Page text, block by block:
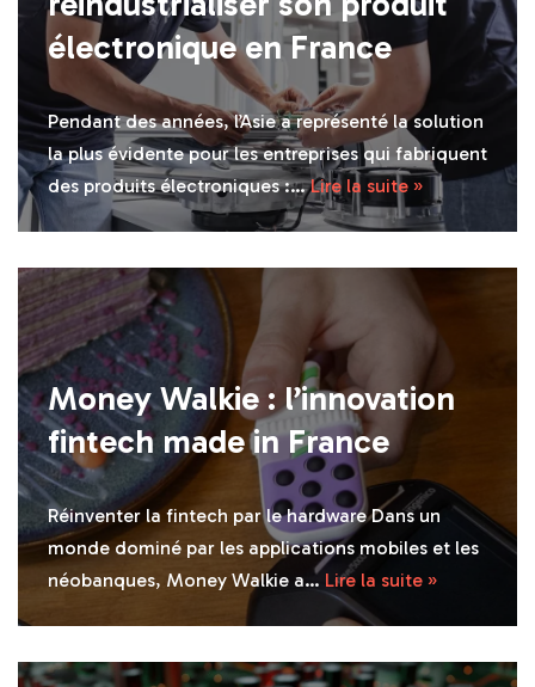
électronique en France
Pendant des années, l’Asie a représenté la solution
la plus évidente pour les entreprises qui fabriquent
des produits électroniques :…Lire la suite »
Money Walkie : l’innovation
fintech made in France
Réinventer la fintech par le hardware Dans un
monde dominé par les applications mobiles et les
néobanques, Money Walkie a… Lire la suite »